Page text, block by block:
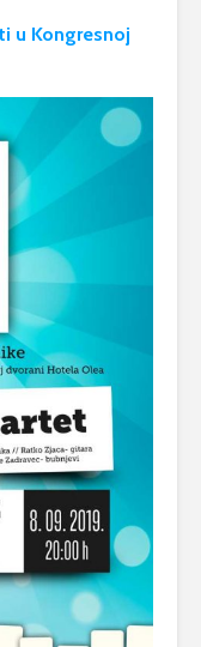
u Kongresnoj